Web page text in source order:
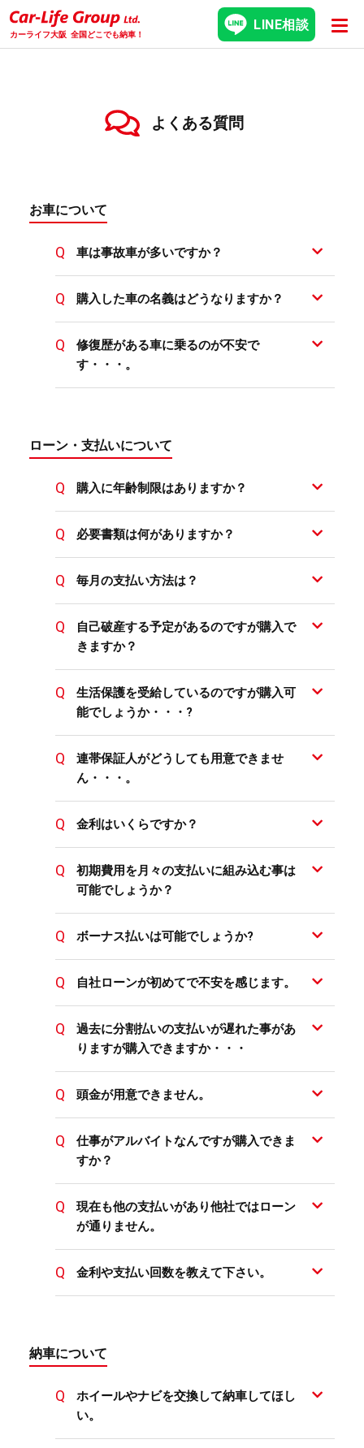
カーライフ大阪 全国どこでも納車！
LINE相談
よくある質問
お車について
車は事故車が多いですか？
購入した車の名義はどうなりますか？
修復歴がある車に乗るのが不安で
す・・・。
ローン・支払いについて
購入に年齢制限はありますか？
必要書類は何がありますか？
毎月の支払い方法は？
自己破産する予定があるのですが購入で
きますか？
生活保護を受給しているのですが購入可
能でしょうか・・・?
連帯保証人がどうしても用意できませ
ん・・・。
金利はいくらですか？
初期費用を月々の支払いに組み込む事は
可能でしょうか？
ボーナス払いは可能でしょうか?
自社ローンが初めてで不安を感じます。
過去に分割払いの支払いが遅れた事があ
りますが購入できますか・・・
頭金が用意できません。
仕事がアルバイトなんですが購入できま
すか？
現在も他の支払いがあり他社ではローン
が通りません。
金利や支払い回数を教えて下さい。
納車について
ホイールやナビを交換して納車してほし
い。